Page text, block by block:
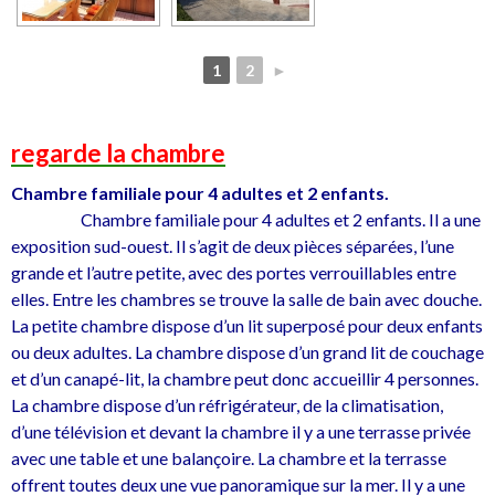
1 2 ►
regarde la chambre
Chambre familiale pour 4 adultes et 2 enfants.
Chambre familiale pour 4 adultes et 2 enfants. Il a une
exposition sud-ouest. Il s’agit de deux pièces séparées, l’une
grande et l’autre petite, avec des portes verrouillables entre
elles. Entre les chambres se trouve la salle de bain avec douche.
La petite chambre dispose d’un lit superposé pour deux enfants
ou deux adultes. La chambre dispose d’un grand lit de couchage
et d’un canapé-lit, la chambre peut donc accueillir 4 personnes.
La chambre dispose d’un réfrigérateur, de la climatisation,
d’une télévision et devant la chambre il y a une terrasse privée
avec une table et une balançoire. La chambre et la terrasse
offrent toutes deux une vue panoramique sur la mer. Il y a une